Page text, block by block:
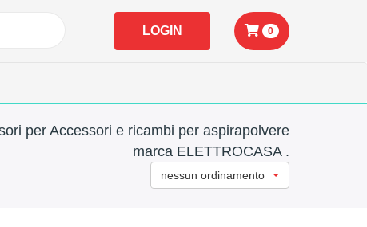
LOGIN 0
per Accessori e ricambi per aspirapolvere
marca ELETTROCASA .
nessun ordinamento